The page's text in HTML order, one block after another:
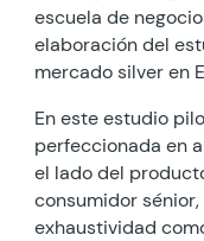
escuela de
elaboración del
mercado silver en
En este estudio
perfeccionada en
el lado del
consumidor
exhaustividad